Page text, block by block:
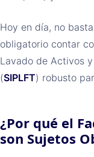
Hoy en día, no
obligatorio contar
Lavado de Activos
(SIPLFT) robusto
¿Por qué el
son Sujetos